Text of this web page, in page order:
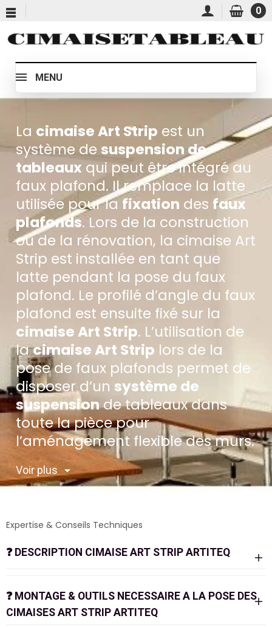
0
MENU
La cimaise Art Strip est un
système de suspension de
tableaux qui peut être intégré au
faux plafond. Il remplace la latte
utilisée pour la fixation des faux
plafonds. Lors de la construction
ou de la rénovation, la cimaise Art
Strip est installée en tant que
latte pendant la pose du faux
plafond. Le profilé d’angle du faux
plafond est ensuite fixé sur la
cimaise Art Strip. L’utilisation de
lacimaise Art Strip lors de la
pose de faux plafonds permet de
disposer d’un système de
suspensionde tableaux dans
toute la pièce pour
l’aménagement flexible des murs.
Voir plus
Expertise & Conseils Techniques
❓ DESCRIPTION CIMAISE ART STRIP ARTITEQ
❓ MONTAGE & OUTILS NECESSAIRE A LA POSE DES
CIMAISES ART STRIP ARTITEQ